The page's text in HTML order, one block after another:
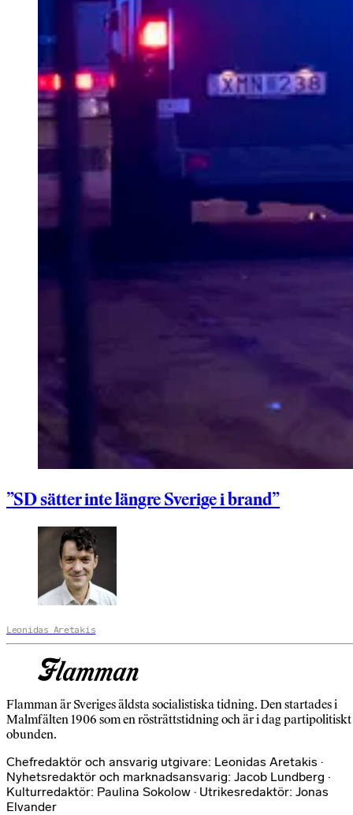
”SD sätter inte längre Sverige i brand”
Leonidas Aretakis
Flamman är Sveriges äldsta socialistiska tidning. Den startades i
Malmfälten 1906 som en rösträttstidning och är i dag partipolitiskt
obunden.
Chefredaktör och ansvarig utgivare: Leonidas Aretakis ·
Nyhetsredaktör och marknadsansvarig: Jacob Lundberg ·
Kulturredaktör: Paulina Sokolow · Utrikesredaktör: Jonas
Elvander